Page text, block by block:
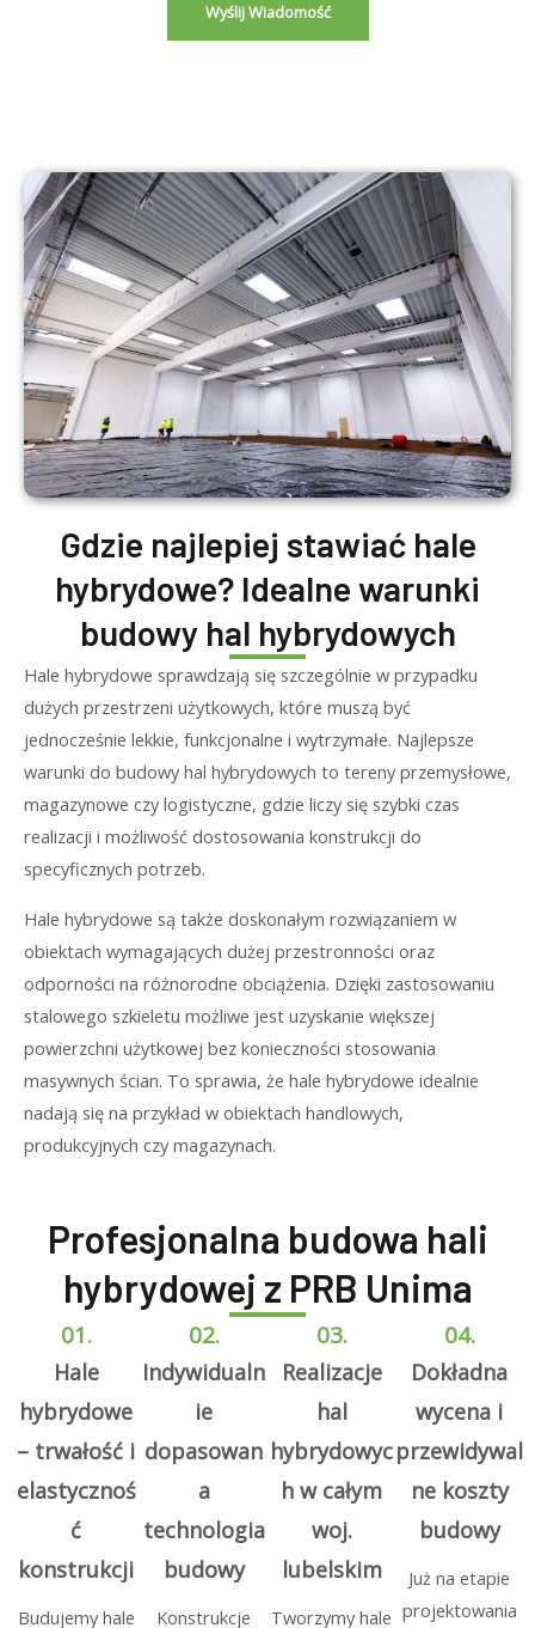
Wyślij Wiadomość
Gdzie najlepiej stawiać hale
hybrydowe? Idealne warunki
budowy hal hybrydowych
Hale hybrydowe sprawdzają się szczególnie w przypadku
dużych przestrzeni użytkowych, które muszą być
jednocześnie lekkie, funkcjonalne i wytrzymałe. Najlepsze
warunki do budowy hal hybrydowych to tereny przemysłowe,
magazynowe czy logistyczne, gdzie liczy się szybki czas
realizacji i możliwość dostosowania konstrukcji do
specyficznych potrzeb.
Hale hybrydowe są także doskonałym rozwiązaniem w
obiektach wymagających dużej przestronności oraz
odporności na różnorodne obciążenia. Dzięki zastosowaniu
stalowego szkieletu możliwe jest uzyskanie większej
powierzchni użytkowej bez konieczności stosowania
masywnych ścian. To sprawia, że hale hybrydowe idealnie
nadają się na przykład w obiektach handlowych,
produkcyjnych czy magazynach.
Profesjonalna budowa hali
hybrydowej z PRB Unima
01.
Hale
hybrydowe
– trwałość i
elastycznoś
ć
konstrukcji
Budujemy hale
02.
Indywidualn
ie
dopasowan
a
technologia
budowy
Konstrukcje
03.
Realizacje
hal
hybrydowyc
h w całym
woj.
lubelskim
Tworzymy hale
04.
Dokładna
wycena i
przewidywal
ne koszty
budowy
Już na etapie
projektowania